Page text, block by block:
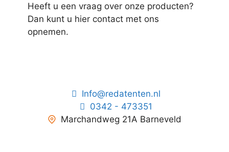
Heeft u een vraag over onze producten?
Dan kunt u hier contact met ons
opnemen.
Info@redatenten.nl
0342 - 473351
Marchandweg 21A Barneveld